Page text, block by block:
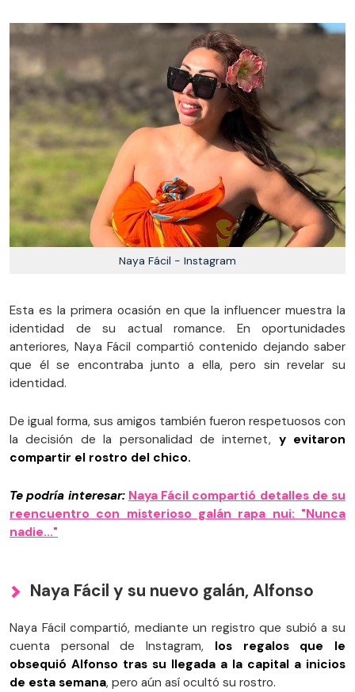
Naya Fácil - Instagram
Esta es la primera ocasión en que la influencer muestra la
identidad de su actual romance. En oportunidades
anteriores, Naya Fácil compartió contenido dejando saber
que él se encontraba junto a ella, pero sin revelar su
identidad.
De igual forma, sus amigos también fueron respetuosos con
la decisión de la personalidad de internet, y evitaron
compartir el rostro del chico.
Te podría interesar: Naya Fácil compartió detalles de su
reencuentro con misterioso galán rapa nui: "Nunca
nadie..."
Naya Fácil y su nuevo galán, Alfonso
Naya Fácil compartió, mediante un registro que subió a su
cuenta personal de Instagram, los regalos que le
obsequió Alfonso tras su llegada a la capital a inicios
de esta semana, pero aún así ocultó su rostro.